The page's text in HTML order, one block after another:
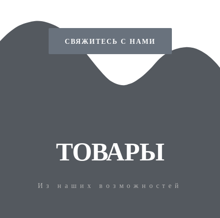
СВЯЖИТЕСЬ С НАМИ
ТОВАРЫ
Из наших возможностей